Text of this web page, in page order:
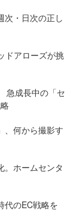
次・日次の正し
ドアローズが挑
急成長中の「セ
、何から撮影す
。ホームセンタ
代のEC戦略を